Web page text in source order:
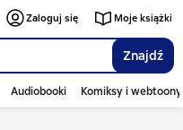
Znajdź
Zaloguj się Moje książki
Audiobooki Komiksy i webtoony